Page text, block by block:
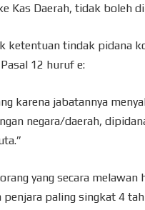
Kas Daerah, tidak boleh
ketentuan tindak pidana
12 huruf e:
karena jabatannya
negara/daerah,
yang secara
penjara paling singkat 4